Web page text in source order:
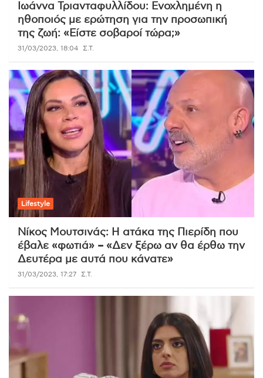
Ιωάννα Τριανταφυλλίδου: Ενοχλημένη η
ηθοποιός με ερώτηση για την προσωπική
της ζωή: «Είστε σοβαροί τώρα;»
31/03/2023, 18:04 Σ.Τ.
Lifestyle
Νίκος Μουτσινάς: Η ατάκα της Πιερίδη που
έβαλε «φωτιά» – «Δεν ξέρω αν θα έρθω την
Δευτέρα με αυτά που κάνατε»
31/03/2023, 17:27 Σ.Τ.